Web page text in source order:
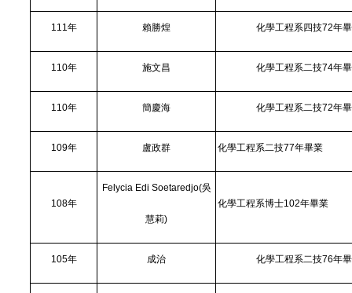
111年 賴勝煌 化學工程系四技72年
110年 施文昌 化學工程系二技74年
110年 簡慶海 化學工程系二技72年
109年 盧政群 化學工程系二技77年畢業
108年
Felycia Edi Soetaredjo(吳
慧莉)
化學工程系博士102年畢業
105年 成治 化學工程系二技76年